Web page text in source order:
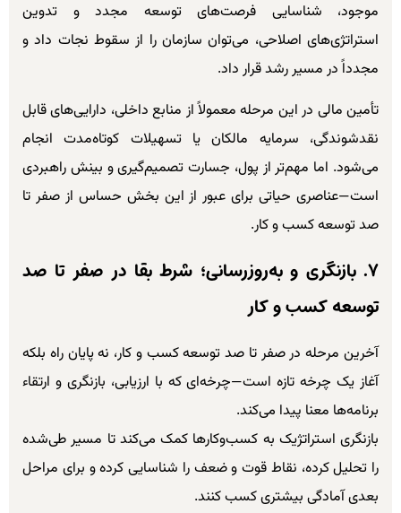
موجود، شناسایی فرصت‌های توسعه مجدد و تدوین
استراتژی‌های اصلاحی، می‌توان سازمان را از سقوط نجات داد و
مجدداً در مسیر رشد قرار داد.
تأمین مالی در این مرحله معمولاً از منابع داخلی، دارایی‌های قابل
نقدشوندگی، سرمایه مالکان یا تسهیلات کوتاه‌مدت انجام
می‌شود. اما مهم‌تر از پول، جسارت تصمیم‌گیری و بینش راهبردی
است—عناصری حیاتی برای عبور از این بخش حساس از صفر تا
صد توسعه کسب و کار.
۷. بازنگری و به‌روزرسانی؛ شرط بقا در صفر تا صد
توسعه کسب و کار
آخرین مرحله در صفر تا صد توسعه کسب و کار، نه پایان راه بلکه
آغاز یک چرخه تازه است—چرخه‌ای که با ارزیابی، بازنگری و ارتقاء
برنامه‌ها معنا پیدا می‌کند.
بازنگری استراتژیک به کسب‌وکارها کمک می‌کند تا مسیر طی‌شده
را تحلیل کرده، نقاط قوت و ضعف را شناسایی کرده و برای مراحل
بعدی آمادگی بیشتری کسب کنند.